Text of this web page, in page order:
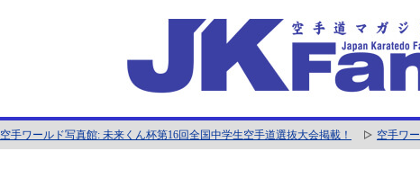
空手ワールド写真館: 未来くん杯第16回全国中学生空手道選抜大会掲載！ 空手ワ